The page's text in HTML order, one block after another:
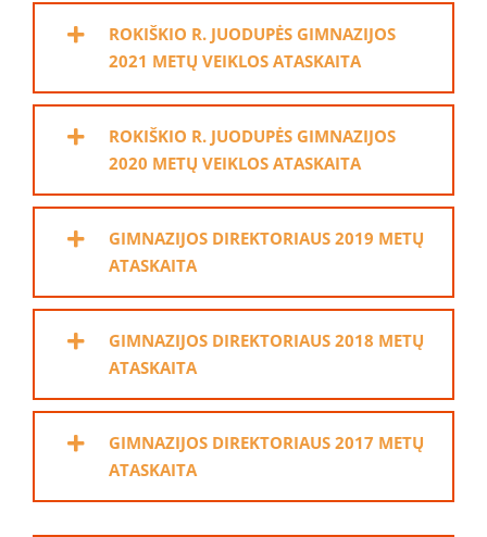
ROKIŠKIO R. JUODUPĖS GIMNAZIJOS
2021 METŲ VEIKLOS ATASKAITA
ROKIŠKIO R. JUODUPĖS GIMNAZIJOS
2020 METŲ VEIKLOS ATASKAITA
GIMNAZIJOS DIREKTORIAUS 2019 METŲ
ATASKAITA
GIMNAZIJOS DIREKTORIAUS 2018 METŲ
ATASKAITA
GIMNAZIJOS DIREKTORIAUS 2017 METŲ
ATASKAITA